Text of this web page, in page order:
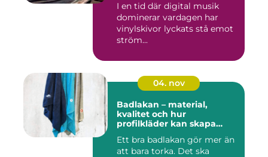
I en tid där digital musik
dominerar vardagen har
vinylskivor lyckats stå emot
ström...
04. nov
Badlakan – material,
kvalitet och hur
profilkläder kan skapa
Ett bra badlakan gör mer än
att bara torka. Det ska